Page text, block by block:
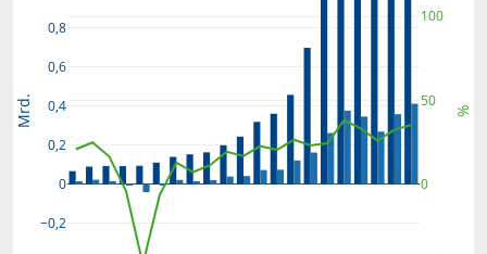
−0,2
0
0,2
0,4
0,6
0,8
0
50
100
Mrd. %